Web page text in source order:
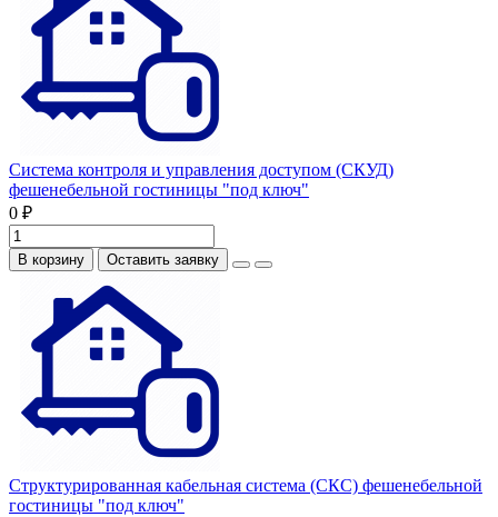
Система контроля и управления доступом (СКУД)
фешенебельной гостиницы "под ключ"
0 ₽
В корзину Оставить заявку
Структурированная кабельная система (СКС) фешенебельной
гостиницы "под ключ"